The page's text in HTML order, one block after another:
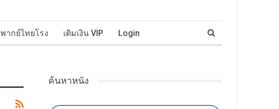
พากย์ไทยโรง เติมเงิน VIP Login
ค้นหาหนัง